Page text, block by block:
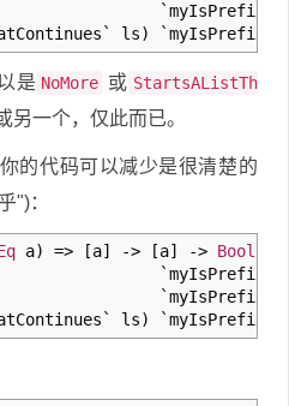
ls)
是 NoMore 或 StartsAListTh
另一个，仅此而已。
的代码可以减少是很清楚的
")：
a) => [a] -> [a] -> Bool
ls)